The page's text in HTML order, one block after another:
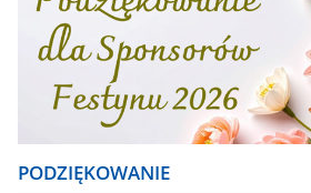
PODZIĘKOWANIE